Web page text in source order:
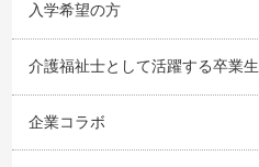
入学希望の方
介護福祉士として活躍する卒業生
企業コラボ